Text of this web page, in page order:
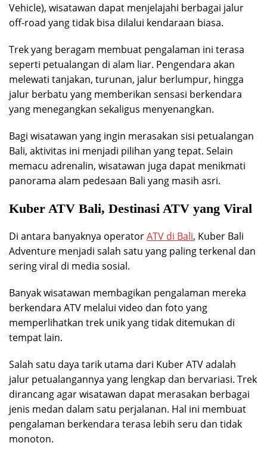
Vehicle), wisatawan dapat menjelajahi berbagai jalur
off-road yang tidak bisa dilalui kendaraan biasa.
Trek yang beragam membuat pengalaman ini terasa
seperti petualangan di alam liar. Pengendara akan
melewati tanjakan, turunan, jalur berlumpur, hingga
jalur berbatu yang memberikan sensasi berkendara
yang menegangkan sekaligus menyenangkan.
Bagi wisatawan yang ingin merasakan sisi petualangan
Bali, aktivitas ini menjadi pilihan yang tepat. Selain
memacu adrenalin, wisatawan juga dapat menikmati
panorama alam pedesaan Bali yang masih asri.
Kuber ATV Bali, Destinasi ATV yang Viral
Di antara banyaknya operatorATV di Bali, Kuber Bali
Adventure menjadi salah satu yang paling terkenal dan
sering viral di media sosial.
Banyak wisatawan membagikan pengalaman mereka
berkendara ATV melalui video dan foto yang
memperlihatkan trek unik yang tidak ditemukan di
tempat lain.
Salah satu daya tarik utama dari Kuber ATV adalah
jalur petualangannya yang lengkap dan bervariasi. Trek
dirancang agar wisatawan dapat merasakan berbagai
jenis medan dalam satu perjalanan. Hal ini membuat
pengalaman berkendara terasa lebih seru dan tidak
monoton.